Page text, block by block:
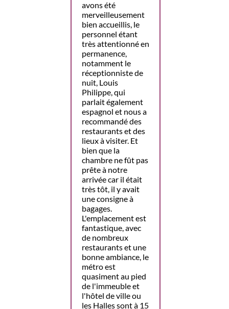
avons été
merveilleusement
bien accueillis, le
personnel étant
très attentionné en
permanence,
notamment le
réceptionniste de
nuit, Louis
Philippe, qui
parlait également
espagnol et nous a
recommandé des
restaurants et des
lieux à visiter. Et
bien que la
chambre ne fût pas
prête à notre
arrivée car il était
très tôt, il y avait
une consigne à
bagages.
L'emplacement est
fantastique, avec
de nombreux
restaurants et une
bonne ambiance, le
métro est
quasiment au pied
de l'immeuble et
l'hôtel de ville ou
les Halles sont à 15